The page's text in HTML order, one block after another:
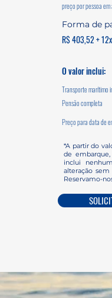
preço por pessoa
Forma de
R$ 403,52 +
O valor inclui:
Transporte marítimo
Pensão completa
Preço para data de
*A partir do
de
inclui
alteração
Reservamo-